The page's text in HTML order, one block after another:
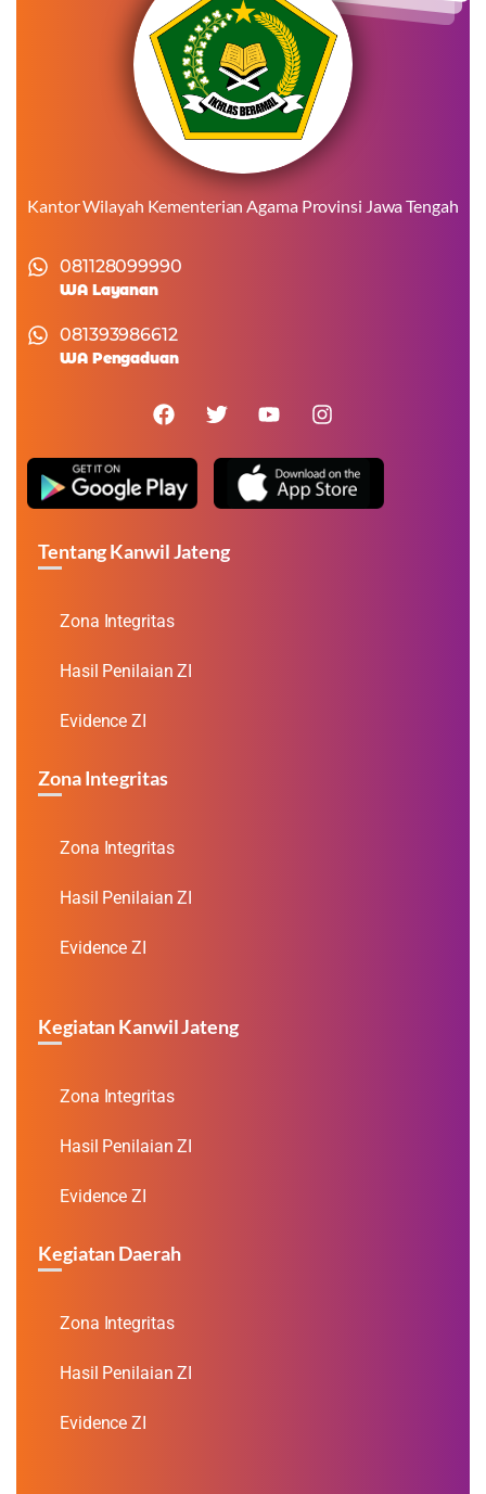
Kantor Wilayah Kementerian Agama Provinsi Jawa Tengah
081128099990
WA Layanan
081393986612
WA Pengaduan
Tentang Kanwil Jateng
Zona Integritas
Hasil Penilaian ZI
Evidence ZI
Zona Integritas
Zona Integritas
Hasil Penilaian ZI
Evidence ZI
Kegiatan Kanwil Jateng
Zona Integritas
Hasil Penilaian ZI
Evidence ZI
Kegiatan Daerah
Zona Integritas
Hasil Penilaian ZI
Evidence ZI